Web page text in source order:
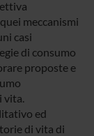
meccanismi
casi
di consumo
proposte e
vita.
ed
di vita di